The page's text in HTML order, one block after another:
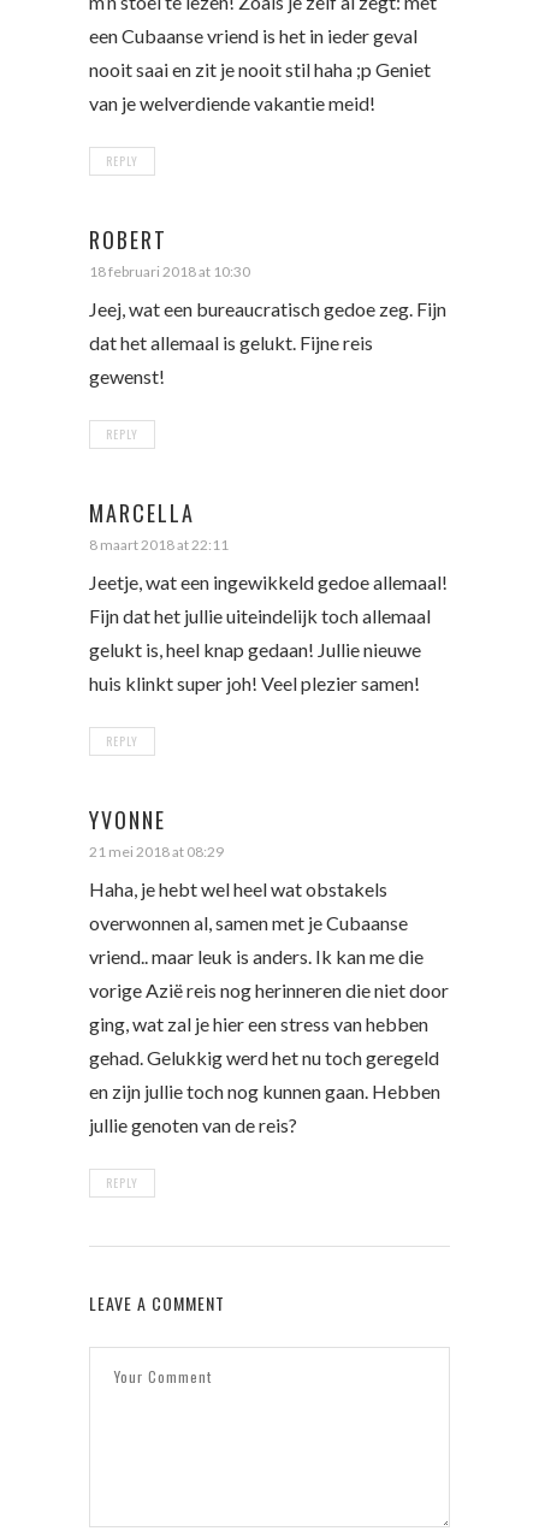
een Cubaanse vriend is het in ieder geval
nooit saai en zit je nooit stil haha ;p Geniet
van je welverdiende vakantie meid!
REPLY
ROBERT
18 februari 2018 at 10:30
Jeej, wat een bureaucratisch gedoe zeg. Fijn
dat het allemaal is gelukt. Fijne reis
gewenst!
REPLY
MARCELLA
8 maart 2018 at 22:11
Jeetje, wat een ingewikkeld gedoe allemaal!
Fijn dat het jullie uiteindelijk toch allemaal
gelukt is, heel knap gedaan! Jullie nieuwe
huis klinkt super joh! Veel plezier samen!
REPLY
YVONNE
21 mei 2018 at 08:29
Haha, je hebt wel heel wat obstakels
overwonnen al, samen met je Cubaanse
vriend.. maar leuk is anders. Ik kan me die
vorige Azië reis nog herinneren die niet door
ging, wat zal je hier een stress van hebben
gehad. Gelukkig werd het nu toch geregeld
en zijn jullie toch nog kunnen gaan. Hebben
jullie genoten van de reis?
REPLY
LEAVE A COMMENT